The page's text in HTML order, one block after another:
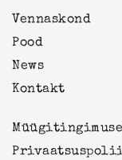
Vennaskond
Pood
News
Kontakt